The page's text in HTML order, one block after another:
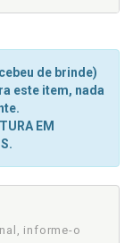
de brinde)
este item, nada
EM
informe-o